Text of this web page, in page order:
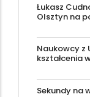
Łukasz
Olsztyn na
Naukowcy z
kształcenia
Sekundy na